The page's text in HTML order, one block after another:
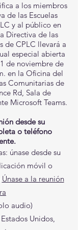
a los miembros
de las Escuelas
y al público en
Directiva de las
de CPLC llevará a
especial abierta
de noviembre de
en la Oficina del
Comunitarias de
Rd, Sala de
Microsoft Teams.
desde su
o teléfono
únase desde su
móvil o
Únase a la reunión
audio)
Estados Unidos,